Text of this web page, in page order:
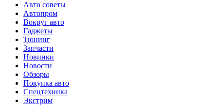
Авто советы
Автопром
Вокруг авто
Гаджеты
Тюнинг
Запчасти
Новинки
Новости
Обзоры
Покупка авто
Спецтехника
Экстрим